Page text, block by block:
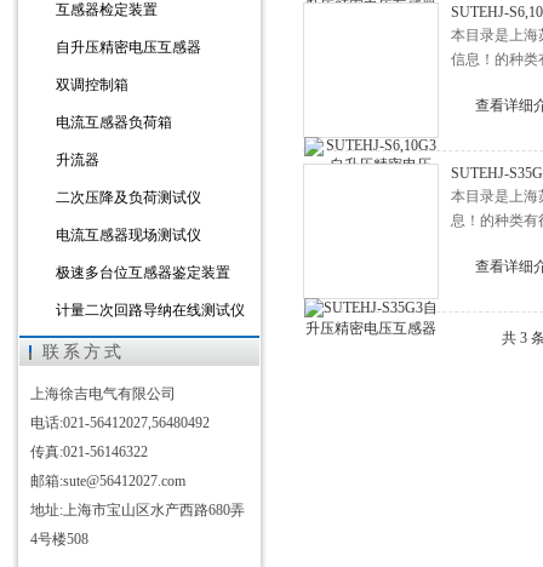
互感器检定装置
自升压精密电压互感器
双调控制箱
电流互感器负荷箱
升流器
二次压降及负荷测试仪
电流互感器现场测试仪
极速多台位互感器鉴定装置
计量二次回路导纳在线测试仪
带升流器精密电流互感器
工频感应分压器
电压互感器负荷箱
精密电压互感器
二次压降测试仪
联系方式
上海徐吉电气有限公司
电话:021-56412027,56480492
传真:021-56146322
邮箱:sute@56412027.com
地址:上海市宝山区水产西路680弄
4号楼508
SUTEHJ-
本目录是上海
信息！的种类
查看详细
SUTEHJ-
本目录是上海
息！的种类有
查看详细
共 3